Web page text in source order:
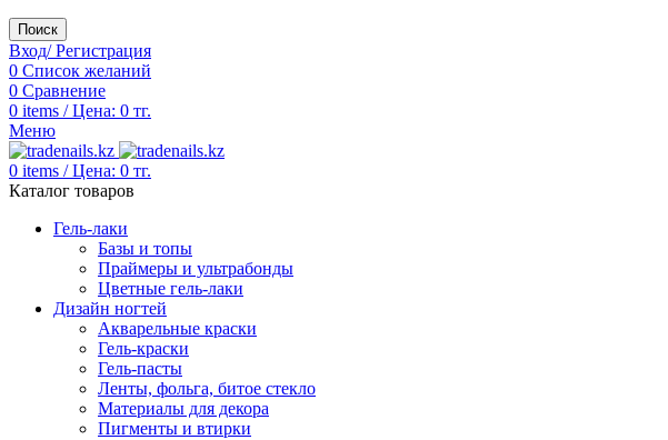
Поиск
Вход/ Регистрация
0 Список желаний
0 Сравнение
0 items / Цена: 0 тг.
Меню
0 items / Цена: 0 тг.
Каталог товаров
Гель-лаки
Базы и топы
Праймеры и ультрабонды
Цветные гель-лаки
Дизайн ногтей
Акварельные краски
Гель-краски
Гель-пасты
Ленты, фольга, битое стекло
Материалы для декора
Пигменты и втирки